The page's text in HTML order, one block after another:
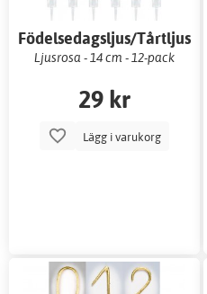
Födelsedagsljus/Tårtljus
Ljusrosa - 14 cm - 12-pack
29 kr
Lägg i varukorg